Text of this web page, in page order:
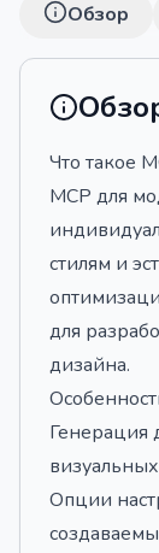
Обзор
Что такое
MCP для
стилям и
для
дизайна.
Генерация
Опции